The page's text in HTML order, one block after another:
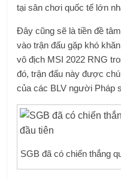
tại sân chơi quốc tế lớn
Đây cũng sẽ là tiền đề
vào trận đấu gặp khó
vô địch MSI 2022 RNG
đó, trận đấu này được
của các BLV người Pháp
SGB ​​đã có chiến thắng